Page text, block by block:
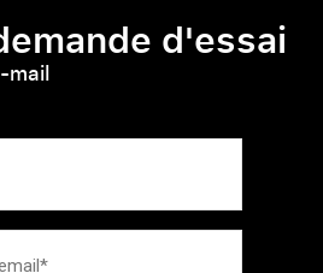
d'essai
mail